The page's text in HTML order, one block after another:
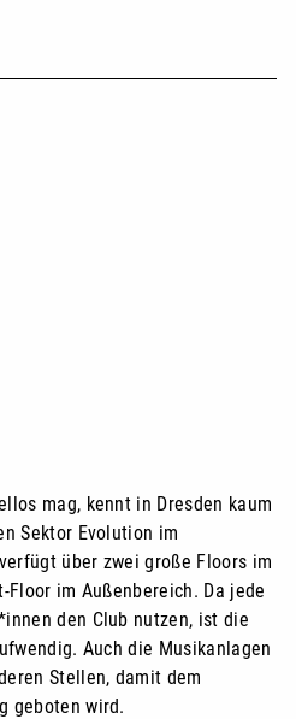
mag, kennt in Dresden kaum
Sektor Evolution im
über zwei große Floors im
im Außenbereich. Da jede
den Club nutzen, ist die
Auch die Musikanlagen
Stellen, damit dem
geboten wird.